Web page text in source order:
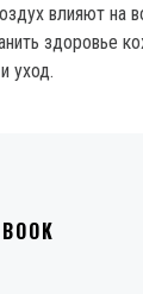
влияют на
здоровье
уход.